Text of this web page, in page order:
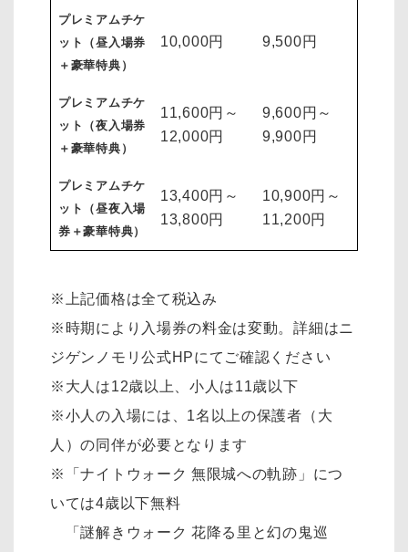
プレミアムチケ
ット（昼入場券
＋豪華特典）
10,000円 9,500円
プレミアムチケ
ット（夜入場券
＋豪華特典）
11,600円～
12,000円
9,600円～
9,900円
プレミアムチケ
ット（昼夜入場
券＋豪華特典）
13,400円～
13,800円
10,900円～
11,200円
※上記価格は全て税込み
※時期により入場券の料金は変動。詳細はニ
ジゲンノモリ公式HPにてご確認ください
※大人は12歳以上、小人は11歳以下
※小人の入場には、1名以上の保護者（大
人）の同伴が必要となります
※「ナイトウォーク 無限城への軌跡」につ
いては4歳以下無料
「謎解きウォーク 花降る里と幻の鬼巡